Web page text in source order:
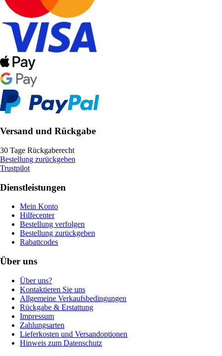
Versand und Rückgabe
30 Tage Rückgaberecht
Bestellung zurückgeben
Trustpilot
Dienstleistungen
Mein Konto
Hilfecenter
Bestellung verfolgen
Bestellung zurückgeben
Rabattcodes
Über uns
Über uns?
Kontaktieren Sie uns
Allgemeine Verkaufsbedingungen
Rückgabe & Erstattung
Impressum
Zahlungsarten
Lieferkosten und Versandoptionen
Hinweis zum Datenschutz